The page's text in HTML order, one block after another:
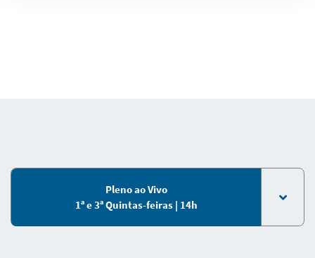
Pleno ao Vivo
1ª e 3ª Quintas-feiras | 14h